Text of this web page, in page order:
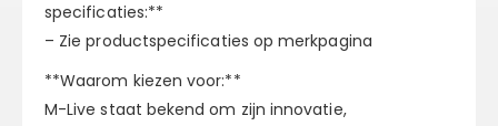
specificaties:**
– Zie productspecificaties op merkpagina
**Waarom kiezen voor:**
M-Live staat bekend om zijn innovatie,